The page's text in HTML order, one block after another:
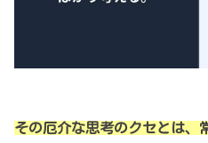
その厄介な思考のクセとは、